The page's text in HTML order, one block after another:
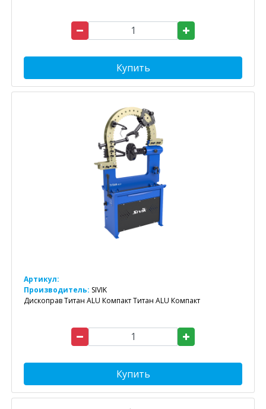
Купить
Артикул:
Производитель: SIVIK
Дископрав Титан ALU Компакт Титан ALU Компакт
Купить